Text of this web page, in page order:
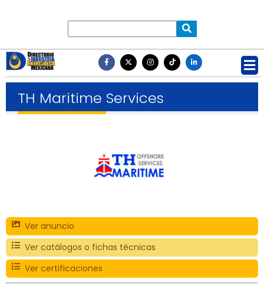
TH Maritime Services
Ver anuncio
Ver catálogos o fichas técnicas
Ver certificaciones